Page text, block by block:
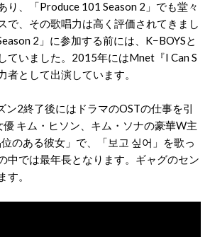
り、「Produce 101 Season 2」でも堂々
で、その歌唱力は高く評価されてきまし
2」に参加する前には、K−BOYSと
ていました。2015年にはMnet『I Can S
者として出演しています。
ン2終了後にはドラマのOSTの仕事を引
キム・ヒソン、キム・ソナの豪華W主
のある彼女」で、「보고 싶어」を歌っ
中では最年長となります。ギャグのセン
す。